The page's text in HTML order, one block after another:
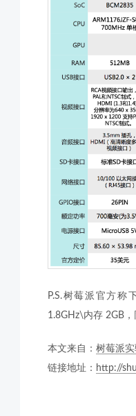
P.S.树莓派官方称
1.8GHz\内存 2GB，
本文来自： 树莓派实
链接地址： http://